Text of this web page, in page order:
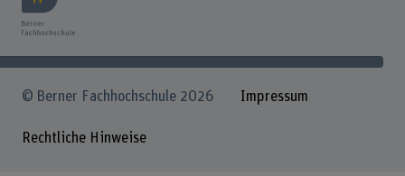
© Berner Fachhochschule 2026 Impressum
Rechtliche Hinweise